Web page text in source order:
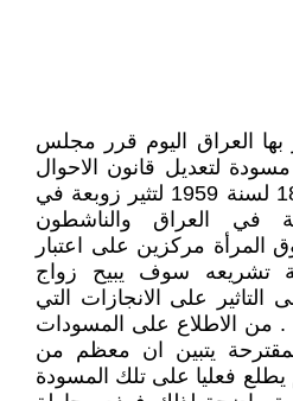
العراق اليوم قرر مجلس
لتعديل قانون الاحوال
الشخصية العراقي رقم 188 لسنة 1959 لتثير زوبعة في
في العراق والناشطون
مركزين على اعتبار
تشريعه سوف يبيح زواج
على الانجازات التي
. من الاطلاع على المسودات
يتبين ان معظم من
يطلع فعليا على تلك المسودة